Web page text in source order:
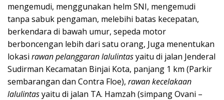
mengemudi, menggunakan helm SNI, mengemudi
tanpa sabuk pengaman, melebihi batas kecepatan,
berkendara di bawah umur, sepeda motor
berboncengan lebih dari satu orang, Juga menentukan
lokasi rawan pelanggaran lalulintasyaitu di jalan Jenderal
Sudirman Kecamatan Binjai Kota, panjang 1 km (Parkir
sembarangan dan Contra Floe), rawan kecelakaan
lalulintasyaitu di jalan TA. Hamzah (simpang Ovani –